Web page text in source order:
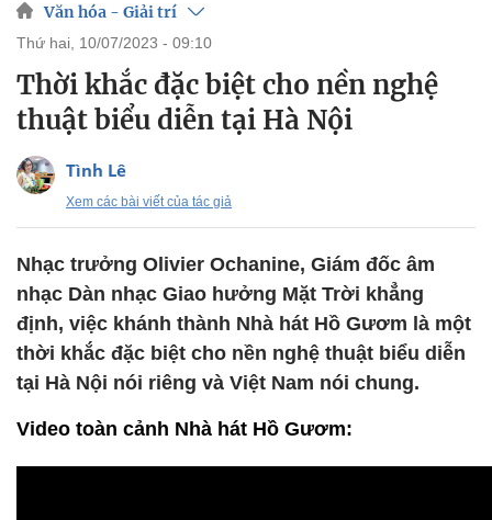
Văn hóa - Giải trí
thứ hai, 10/07/2023 - 09:10
Thời khắc đặc biệt cho nền nghệ
thuật biểu diễn tại Hà Nội
Tình Lê
Xem các bài viết của tác giả
Nhạc trưởng Olivier Ochanine, Giám đốc âm
nhạc Dàn nhạc Giao hưởng Mặt Trời khẳng
định, việc khánh thành Nhà hát Hồ Gươm là một
thời khắc đặc biệt cho nền nghệ thuật biểu diễn
tại Hà Nội nói riêng và Việt Nam nói chung.
Video toàn cảnh Nhà hát Hồ Gươm: